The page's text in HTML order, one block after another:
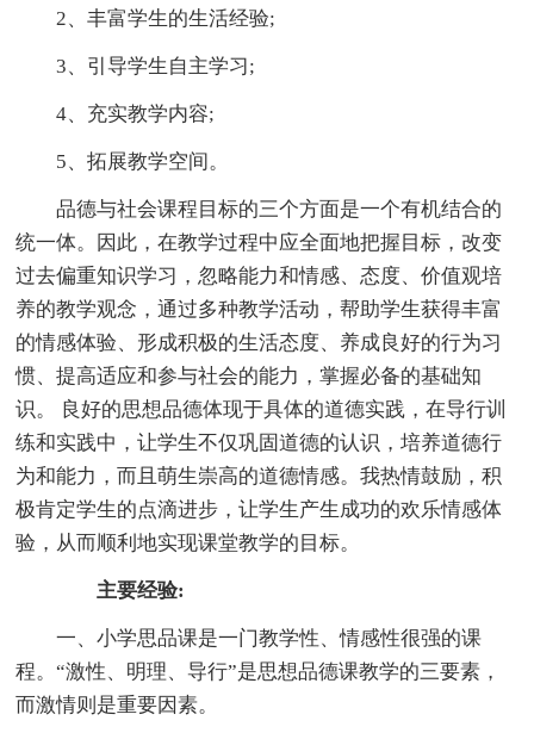
2、丰富学生的生活经验;
3、引导学生自主学习;
4、充实教学内容;
5、拓展教学空间。
品德与社会课程目标的三个方面是一个有机结合的
统一体。因此，在教学过程中应全面地把握目标，改变
过去偏重知识学习，忽略能力和情感、态度、价值观培
养的教学观念，通过多种教学活动，帮助学生获得丰富
的情感体验、形成积极的生活态度、养成良好的行为习
惯、提高适应和参与社会的能力，掌握必备的基础知
识。 良好的思想品德体现于具体的道德实践，在导行训
练和实践中，让学生不仅巩固道德的认识，培养道德行
为和能力，而且萌生崇高的道德情感。我热情鼓励，积
极肯定学生的点滴进步，让学生产生成功的欢乐情感体
验，从而顺利地实现课堂教学的目标。
主要经验:
一、小学思品课是一门教学性、情感性很强的课
程。“激性、明理、导行”是思想品德课教学的三要素，
而激情则是重要因素。